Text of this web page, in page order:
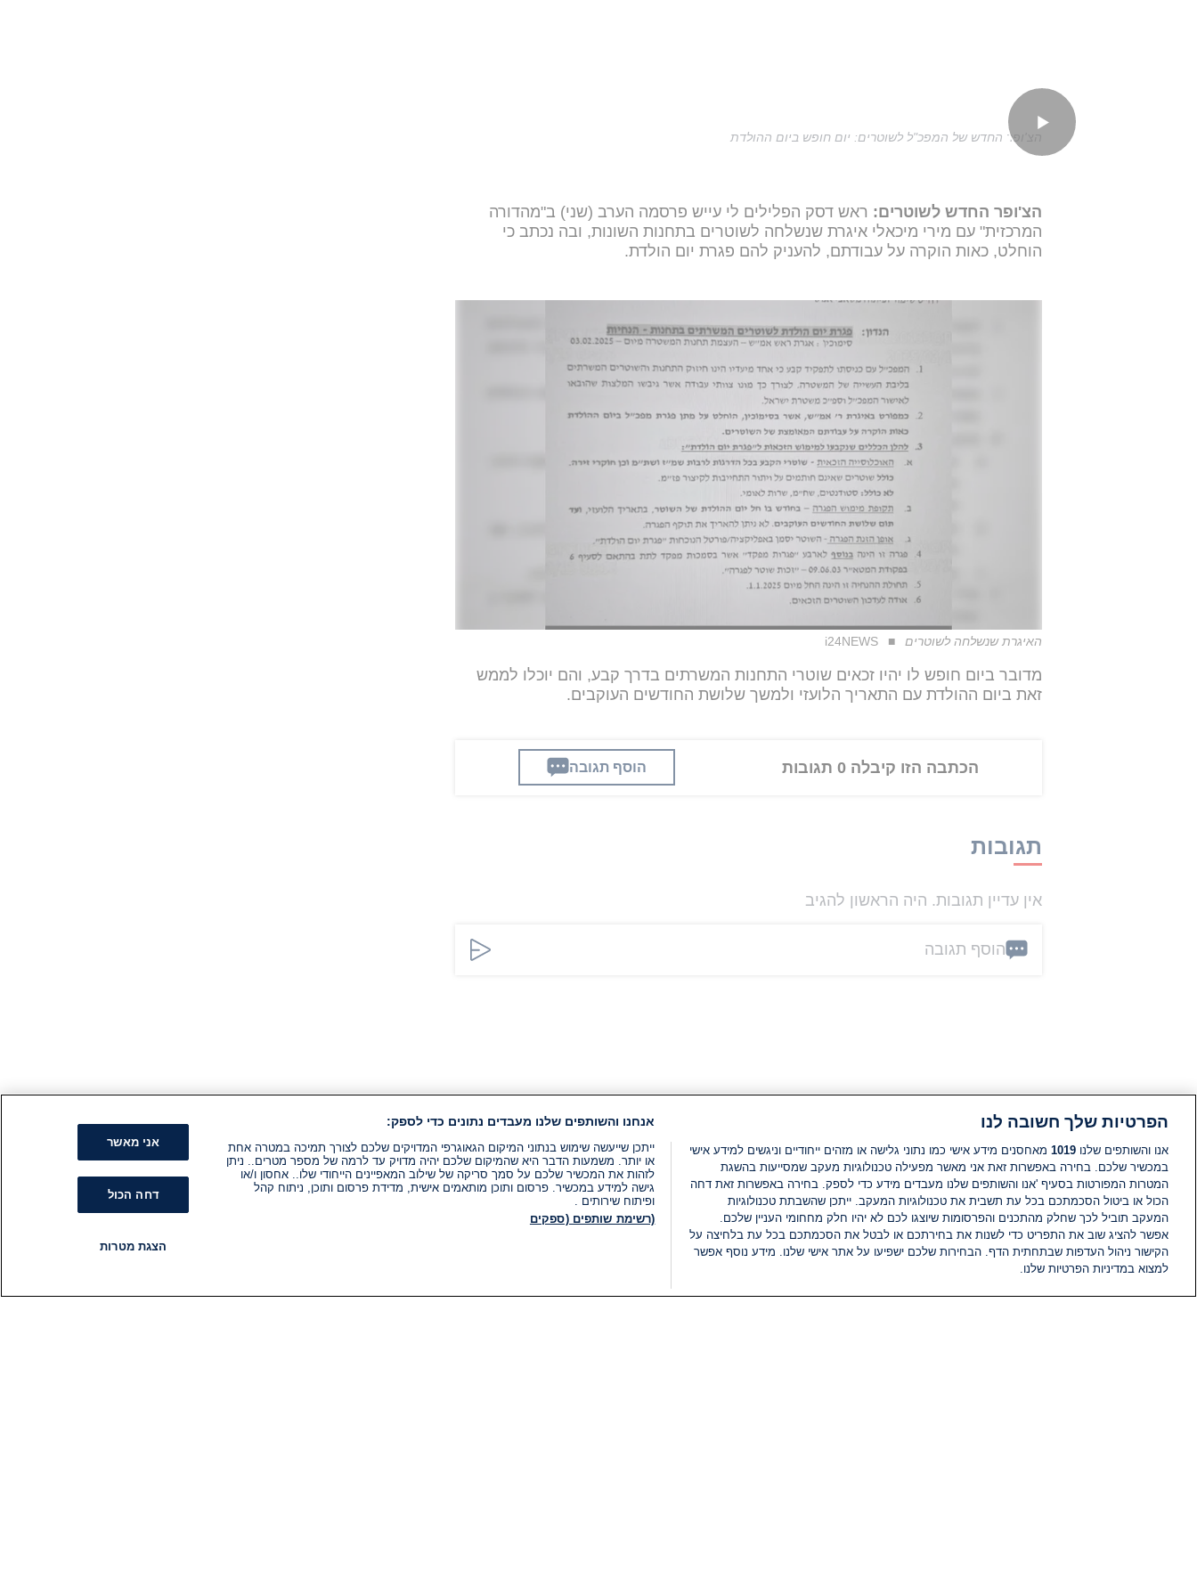
הצ'ופר החדש של המפכ"ל לשוטרים: יום חופש ביום ההולדת
הצ'ופר החדש לשוטרים: ראש דסק הפלילים לי עייש פרסמה הערב (שני) ב"מהדורה
המרכזית" עם מירי מיכאלי איגרת שנשלחה לשוטרים בתחנות השונות, ובה נכתב כי
הוחלט, כאות הוקרה על עבודתם, להעניק להם פגרת יום הולדת.
האיגרת שנשלחה לשוטרים i24NEWS
מדובר ביום חופש לו יהיו זכאים שוטרי התחנות המשרתים בדרך קבע, והם יוכלו לממש
זאת ביום ההולדת עם התאריך הלועזי ולמשך שלושת החודשים העוקבים.
הכתבה הזו קיבלה 0 תגובות הוסף תגובה
תגובות
אין עדיין תגובות. היה הראשון להגיב
הוסף תגובה
הפרטיות שלך חשובה לנו
אנו והשותפים שלנו 1019 מאחסנים מידע אישי כמו נתוני גלישה או מזהים ייחודיים וניגשים למידע אישי
במכשיר שלכם. בחירה באפשרות זאת אני מאשר מפעילה טכנולוגיות מעקב שמסייעות בהשגת
המטרות המפורטות בסעיף 'אנו והשותפים שלנו מעבדים מידע כדי לספק. בחירה באפשרות זאת דחה
הכול או ביטול הסכמתכם בכל עת תשבית את טכנולוגיות המעקב. ייתכן שהשבתת טכנולוגיות
המעקב תוביל לכך שחלק מהתכנים והפרסומות שיוצגו לכם לא יהיו חלק מחחומי העניין שלכם.
אפשר להציג שוב את התפריט כדי לשנות את בחירתכם או לבטל את הסכמתכם בכל עת בלחיצה על
הקישור ניהול העדפות שבתחתית הדף. הבחירות שלכם ישפיעו על אתר אישי שלנו. מידע נוסף אפשר
למצוא במדיניות הפרטיות שלנו.
אנחנו והשותפים שלנו מעבדים נתונים כדי לספק:
ייתכן שייעשה שימוש בנתוני המיקום הגאוגרפי המדויקים שלכם לצורך תמיכה במטרה אחת
או יותר. משמעות הדבר היא שהמיקום שלכם יהיה מדויק עד לרמה של מספר מטרים.. ניתן
לזהות את המכשיר שלכם על סמך סריקה של שילוב המאפיינים הייחודי שלו.. אחסון ו/או
גישה למידע במכשיר. פרסום ותוכן מותאמים אישית, מדידת פרסום ותוכן, ניתוח קהל
ופיתוח שירותים .
(רשימת שותפים (ספקים
אני מאשר
דחה הכול
הצגת מטרות